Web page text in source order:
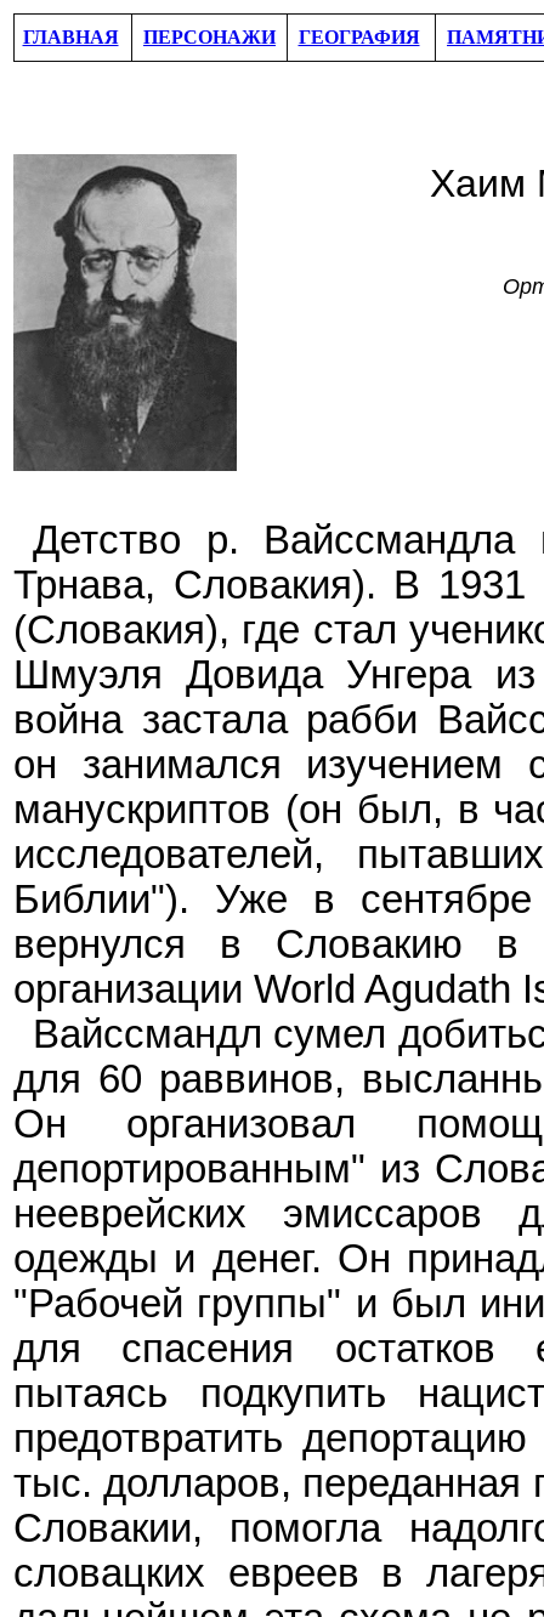
ГЛАВНАЯ ПЕРСОНАЖИ ГЕОГРАФИЯ
Хаим
Детство р.
Трнава, Словакия). В 1931
(Словакия), где стал
Шмуэля Довида Унгера
война застала рабби
он занимался изучением
манускриптов (он был, в
исследователей,
Библии"). Уже в
вернулся в Словакию в
организации World Agudath
Вайссмандл сумел
для 60 раввинов,
Он организовал
депортированным" из
нееврейских эмиссаров
одежды и денег. Он
"Рабочей группы" и был
для спасения остатков
пытаясь подкупить
предотвратить
тыс. долларов,
Словакии, помогла
словацких евреев в